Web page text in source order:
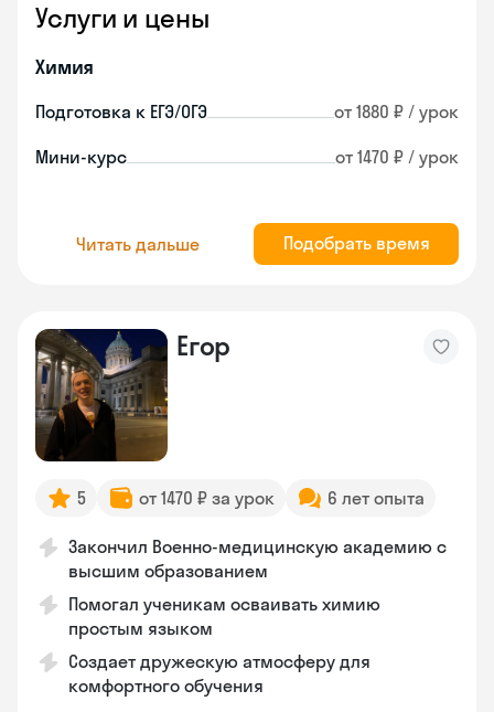
Услуги и цены
Химия
Подготовка к ЕГЭ/ОГЭ от 1880 ₽ / урок
Мини-курс от 1470 ₽ / урок
Читать дальше Подобрать время
Егор
5 от 1470 ₽ за урок 6 лет опыта
Закончил Военно-медицинскую академию с
высшим образованием
Помогал ученикам осваивать химию
простым языком
Создает дружескую атмосферу для
комфортного обучения